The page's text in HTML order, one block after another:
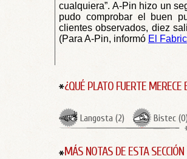
cualquiera”. A-Pin hizo un
pudo comprobar el buen
clientes observados, diez
(Para A-Pin, informó El
¿QUÉ PLATO FUERTE MERECE
Langosta (2) Bistec (0
MÁS NOTAS DE ESTA SECCIÓN